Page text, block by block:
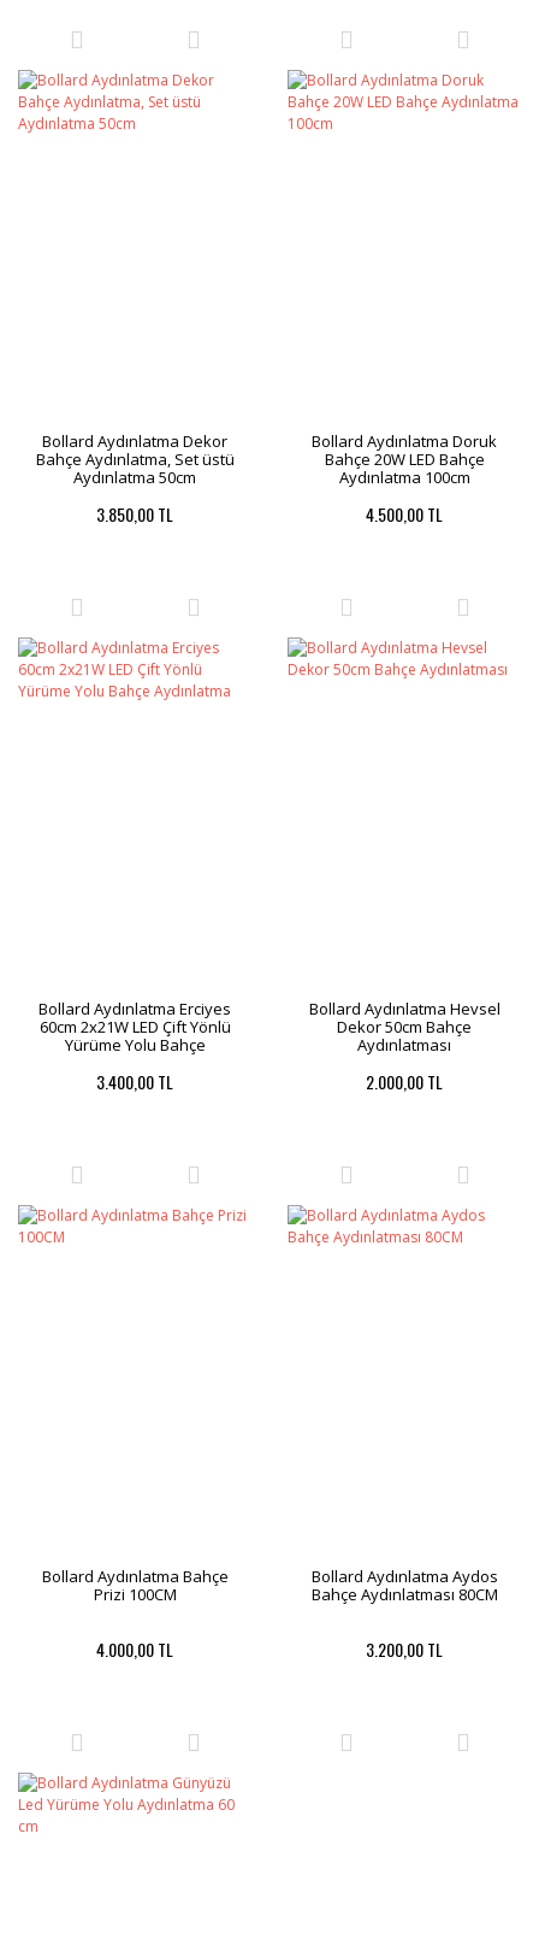
Bollard Aydınlatma Dekor
Bahçe Aydınlatma, Set üstü
Aydınlatma 50cm
3.850,00 TL
Bollard Aydınlatma Doruk
Bahçe 20W LED Bahçe
Aydınlatma 100cm
4.500,00 TL
Bollard Aydınlatma Erciyes
60cm 2x21W LED Çift Yönlü
Yürüme Yolu Bahçe
3.400,00 TL
Bollard Aydınlatma Hevsel
Dekor 50cm Bahçe
Aydınlatması
2.000,00 TL
Bollard Aydınlatma Bahçe
Prizi 100CM
4.000,00 TL
Bollard Aydınlatma Aydos
Bahçe Aydınlatması 80CM
3.200,00 TL